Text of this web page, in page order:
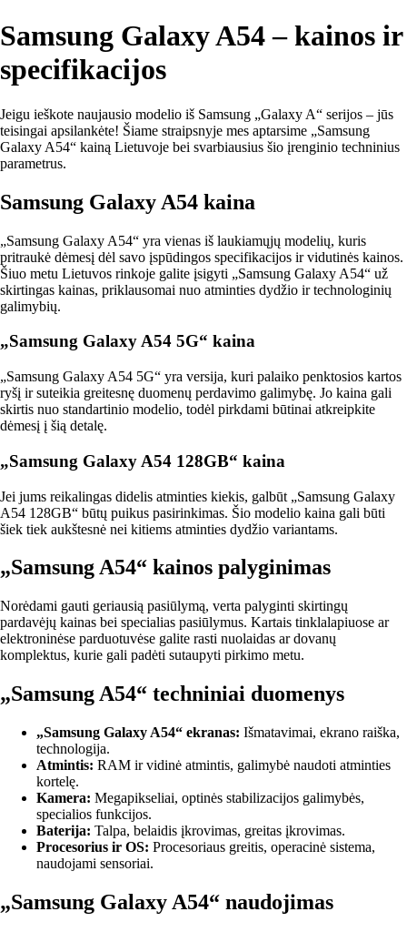
Samsung Galaxy A54 – kainos ir
specifikacijos
Jeigu ieškote naujausio modelio iš Samsung „Galaxy A“ serijos – jūs
teisingai apsilankėte! Šiame straipsnyje mes aptarsime „Samsung
Galaxy A54“ kainą Lietuvoje bei svarbiausius šio įrenginio techninius
parametrus.
Samsung Galaxy A54 kaina
„Samsung Galaxy A54“ yra vienas iš laukiamųjų modelių, kuris
pritraukė dėmesį dėl savo įspūdingos specifikacijos ir vidutinės kainos.
Šiuo metu Lietuvos rinkoje galite įsigyti „Samsung Galaxy A54“ už
skirtingas kainas, priklausomai nuo atminties dydžio ir technologinių
galimybių.
„Samsung Galaxy A54 5G“ kaina
„Samsung Galaxy A54 5G“ yra versija, kuri palaiko penktosios kartos
ryšį ir suteikia greitesnę duomenų perdavimo galimybę. Jo kaina gali
skirtis nuo standartinio modelio, todėl pirkdami būtinai atkreipkite
dėmesį į šią detalę.
„Samsung Galaxy A54 128GB“ kaina
Jei jums reikalingas didelis atminties kiekis, galbūt „Samsung Galaxy
A54 128GB“ būtų puikus pasirinkimas. Šio modelio kaina gali būti
šiek tiek aukštesnė nei kitiems atminties dydžio variantams.
„Samsung A54“ kainos palyginimas
Norėdami gauti geriausią pasiūlymą, verta palyginti skirtingų
pardavėjų kainas bei specialias pasiūlymus. Kartais tinklalapiuose ar
elektroninėse parduotuvėse galite rasti nuolaidas ar dovanų
komplektus, kurie gali padėti sutaupyti pirkimo metu.
„Samsung A54“ techniniai duomenys
„Samsung Galaxy A54“ ekranas: Išmatavimai, ekrano raiška,
technologija.
Atmintis: RAM ir vidinė atmintis, galimybė naudoti atminties
kortelę.
Kamera: Megapikseliai, optinės stabilizacijos galimybės,
specialios funkcijos.
Baterija: Talpa, belaidis įkrovimas, greitas įkrovimas.
Procesorius ir OS: Procesoriaus greitis, operacinė sistema,
naudojami sensoriai.
„Samsung Galaxy A54“ naudojimas